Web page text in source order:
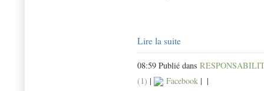
Lire la suite
08:59 Publié dans
(1) | Facebook | |